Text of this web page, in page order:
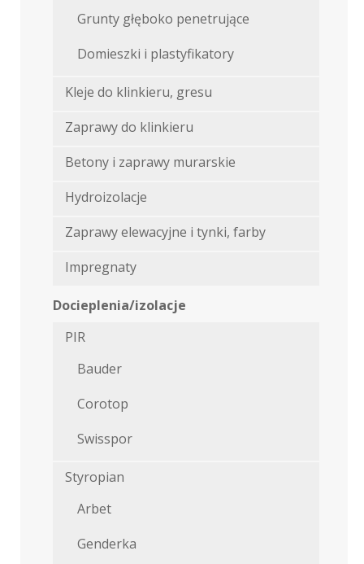
Grunty głęboko penetrujące
Domieszki i plastyfikatory
Kleje do klinkieru, gresu
Zaprawy do klinkieru
Betony i zaprawy murarskie
Hydroizolacje
Zaprawy elewacyjne i tynki, farby
Impregnaty
Docieplenia/izolacje
PIR
Bauder
Corotop
Swisspor
Styropian
Arbet
Genderka